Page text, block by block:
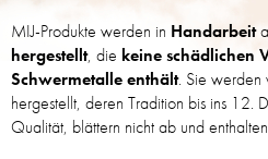
MIJ-Produkte werden in Handarbeit
hergestellt, die keine schädlichen
Schwermetalle enthält. Sie werden
hergestellt, deren Tradition bis ins 12.
Qualität, blättern nicht ab und